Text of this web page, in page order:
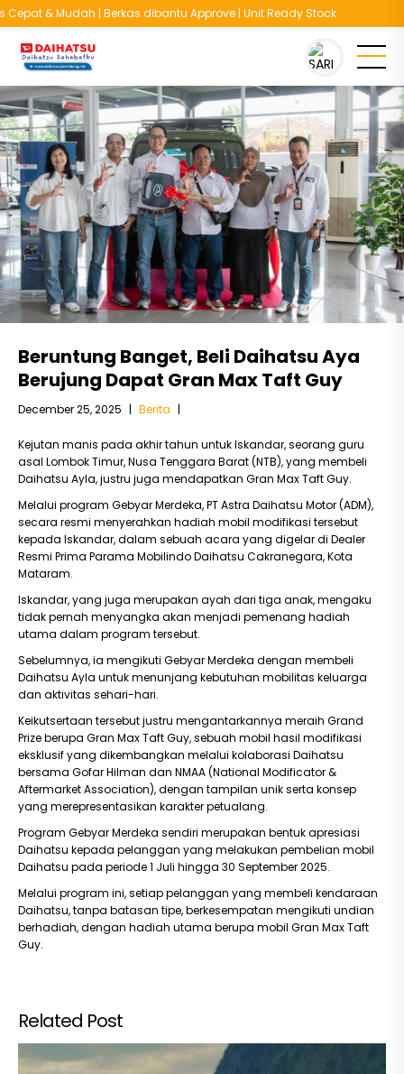
& Mudah | Berkas dibantu Approve | Unit Ready Stock
You are here : Beranda /Berita/Beruntung Banget, Beli Daihatsu Aya
Beruntung Banget, Beli Daihatsu Aya
Berujung Dapat Gran Max Taft Guy
December 25, 2025 | Berita |
Kejutan manis pada akhir tahun untuk Iskandar, seorang guru
asal Lombok Timur, Nusa Tenggara Barat (NTB), yang membeli
Daihatsu Ayla, justru juga mendapatkan Gran Max Taft Guy.
Melalui program Gebyar Merdeka, PT Astra Daihatsu Motor (ADM),
secara resmi menyerahkan hadiah mobil modifikasi tersebut
kepada Iskandar, dalam sebuah acara yang digelar di Dealer
Resmi Prima Parama Mobilindo Daihatsu Cakranegara, Kota
Mataram.
Iskandar, yang juga merupakan ayah dari tiga anak, mengaku
tidak pernah menyangka akan menjadi pemenang hadiah
utama dalam program tersebut.
Sebelumnya, ia mengikuti Gebyar Merdeka dengan membeli
Daihatsu Ayla untuk menunjang kebutuhan mobilitas keluarga
dan aktivitas sehari-hari.
Keikutsertaan tersebut justru mengantarkannya meraih Grand
Prize berupa Gran Max Taft Guy, sebuah mobil hasil modifikasi
eksklusif yang dikembangkan melalui kolaborasi Daihatsu
bersama Gofar Hilman dan NMAA (National Modificator &
Aftermarket Association), dengan tampilan unik serta konsep
yang merepresentasikan karakter petualang.
Program Gebyar Merdeka sendiri merupakan bentuk apresiasi
Daihatsu kepada pelanggan yang melakukan pembelian mobil
Daihatsu pada periode 1 Juli hingga 30 September 2025.
Melalui program ini, setiap pelanggan yang membeli kendaraan
Daihatsu, tanpa batasan tipe, berkesempatan mengikuti undian
berhadiah, dengan hadiah utama berupa mobil Gran Max Taft
Guy.
Related Post